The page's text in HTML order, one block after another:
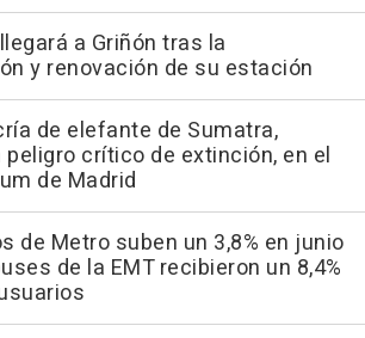
a Griñón tras la
y renovación de su estación
de elefante de Sumatra,
crítico de extinción, en el
de Madrid
de Metro suben un 3,8% en junio
de la EMT recibieron un 8,4%